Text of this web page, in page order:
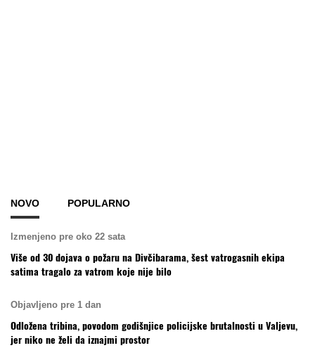
NOVO POPULARNO
Izmenjeno pre oko 22 sata
Više od 30 dojava o požaru na Divčibarama, šest vatrogasnih ekipa
satima tragalo za vatrom koje nije bilo
Objavljeno pre 1 dan
Odložena tribina, povodom godišnjice policijske brutalnosti u Valjevu,
jer niko ne želi da iznajmi prostor